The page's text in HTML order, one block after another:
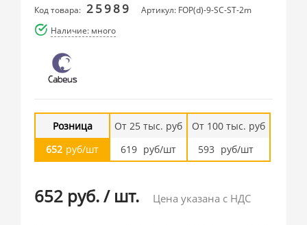
Код товара: 25989
Артикул: FOP(d)-9-SC-ST-2m
Наличие: много
Розница
652 руб/шт
От 25 тыс. руб
619 руб/шт
От 100 тыс. руб
593 руб/шт
652 руб./ шт. Цена указана с НДС